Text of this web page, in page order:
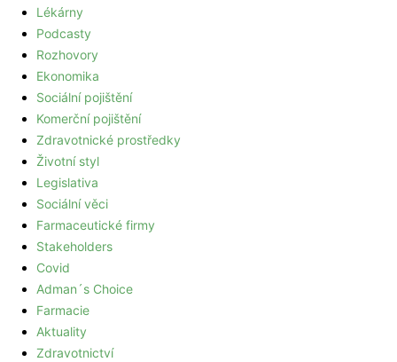
Lékárny
Podcasty
Rozhovory
Ekonomika
Sociální pojištění
Komerční pojištění
Zdravotnické prostředky
Životní styl
Legislativa
Sociální věci
Farmaceutické firmy
Stakeholders
Covid
Adman´s Choice
Farmacie
Aktuality
Zdravotnictví